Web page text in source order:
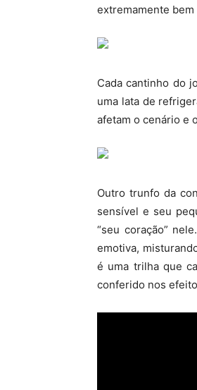
extremamente
Cada cantinho do
uma lata de
afetam o cenário e
Outro trunfo da
sensível e seu
“seu coração”
emotiva,
é uma trilha que
conferido nos